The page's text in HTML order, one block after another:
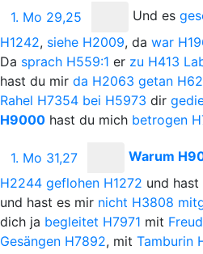
1. Mo 29,25 Und es
H1242, siehe H2009, da war
Da sprach H559:1 er zu H413
hast du mir da H2063 getan
Rahel H7354 bei H5973 dir
H9000 hast du mich betrogen
1. Mo 31,27 Warum
H2244 geflohen H1272 und hast
und hast es mir nicht H3808
dich ja begleitet H7971 mit
Gesängen H7892, mit Tamburin